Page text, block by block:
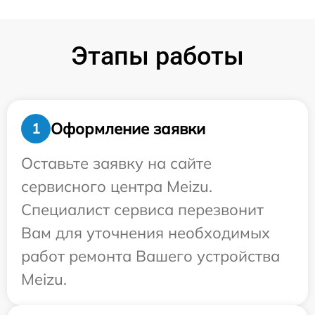
Этапы работы
1
Оформление заявки
Оставьте заявку на сайте
сервисного центра Meizu.
Специалист сервиса перезвонит
Вам для уточнения необходимых
работ ремонта Вашего устройства
Meizu.